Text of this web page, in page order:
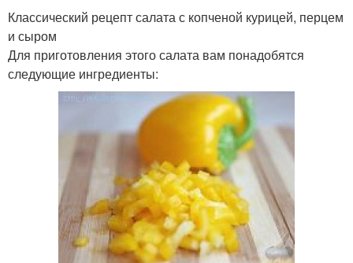
Классический рецепт салата с копченой курицей, перцем
и сыром
Для приготовления этого салата вам понадобятся
следующие ингредиенты: